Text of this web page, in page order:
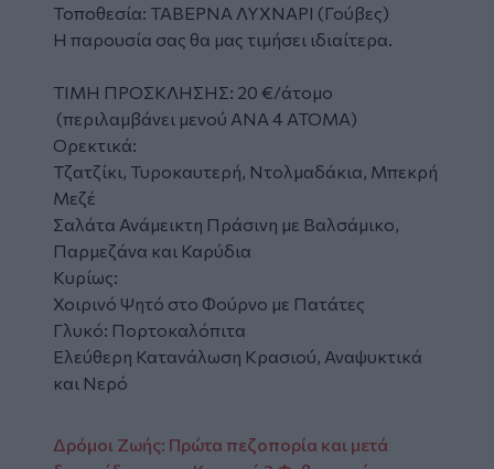
Τοποθεσία: ΤΑΒΕΡΝΑ ΛΥΧΝΑΡΙ (Γούβες)
Η παρουσία σας θα μας τιμήσει ιδιαίτερα.
ΤΙΜΗ ΠΡΟΣΚΛΗΣΗΣ: 20 €/άτομο
(περιλαμβάνει μενού ΑΝΑ 4 ΑΤΟΜΑ)
Ορεκτικά:
Τζατζίκι, Τυροκαυτερή, Ντολμαδάκια, Μπεκρή
Μεζέ
Σαλάτα Ανάμεικτη Πράσινη με Βαλσάμικο,
Παρμεζάνα και Καρύδια
Κυρίως:
Χοιρινό Ψητό στο Φούρνο με Πατάτες
Γλυκό: Πορτοκαλόπιτα
Ελεύθερη Κατανάλωση Κρασιού, Αναψυκτικά
και Νερό
Δρόμοι Ζωής: Πρώτα πεζοπορία και μετά